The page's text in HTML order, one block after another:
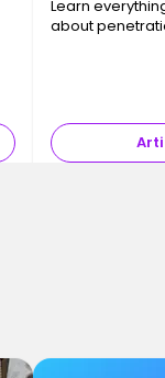
Learn
about